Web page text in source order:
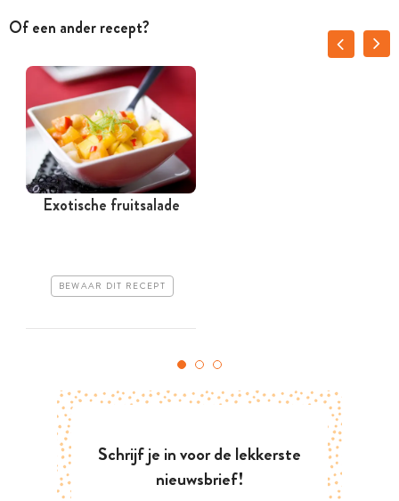
Of een ander recept?
Exotische fruitsalade
BEWAAR DIT RECEPT
Schrijf je in voor de lekkerste
nieuwsbrief!